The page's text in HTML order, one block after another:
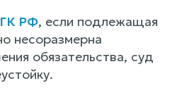
ГК РФ, если подлежащая
несоразмерна
обязательства, суд